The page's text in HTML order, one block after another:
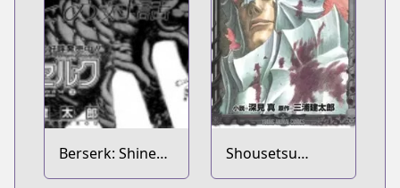
Berserk: Shinen
no Kami 2
Shousetsu
Berserk: Enryuu